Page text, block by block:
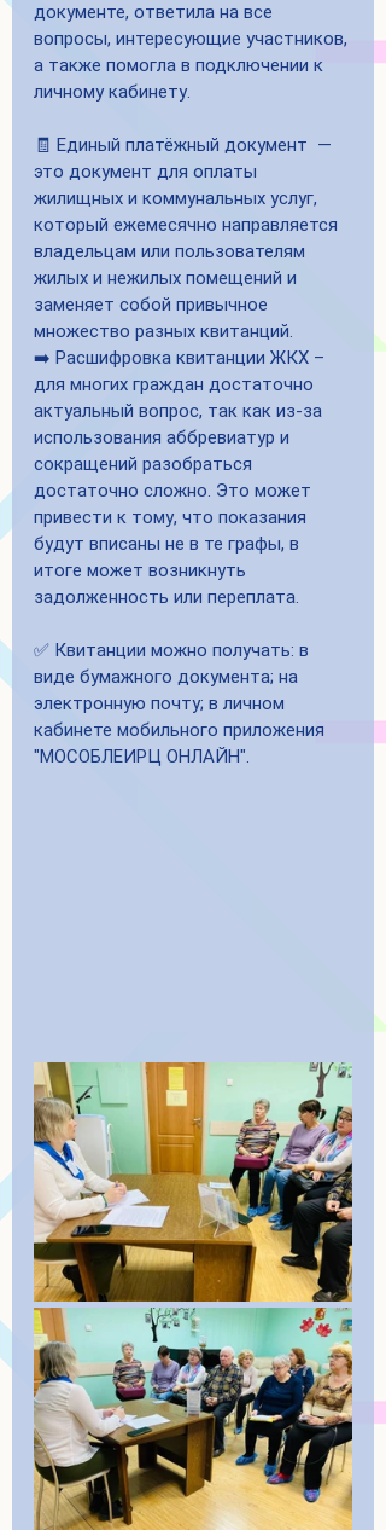
документе, ответила на все
вопросы, интересующие участников,
а также помогла в подключении к
личному кабинету.
🧾 Единый платёжный документ  —
это документ для оплаты
жилищных и коммунальных услуг,
который ежемесячно направляется
владельцам или пользователям
жилых и нежилых помещений и
заменяет собой привычное
множество разных квитанций.
➡️ Расшифровка квитанции ЖКХ –
для многих граждан достаточно
актуальный вопрос, так как из-за
использования аббревиатур и
сокращений разобраться
достаточно сложно. Это может
привести к тому, что показания
будут вписаны не в те графы, в
итоге может возникнуть
задолженность или переплата.
✅ Квитанции можно получать: в
виде бумажного документа; на
электронную почту; в личном
кабинете мобильного приложения
"МОСОБЛЕИРЦ ОНЛАЙН".